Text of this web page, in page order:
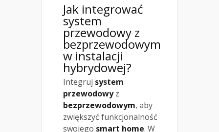
Jak integrować
system
przewodowy z
bezprzewodowym
w instalacji
hybrydowej?
Integruj system
przewodowyz
bezprzewodowym, aby
zwiększyć funkcjonalność
swojego smart home. W